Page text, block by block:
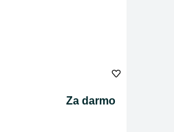
Za darmo